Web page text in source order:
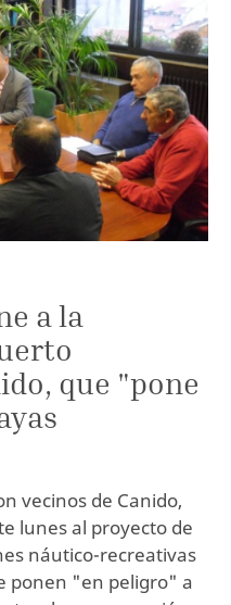
a la
que "pone
vecinos de Canido,
lunes al proyecto de
náutico-recreativas
ponen "en peligro" a